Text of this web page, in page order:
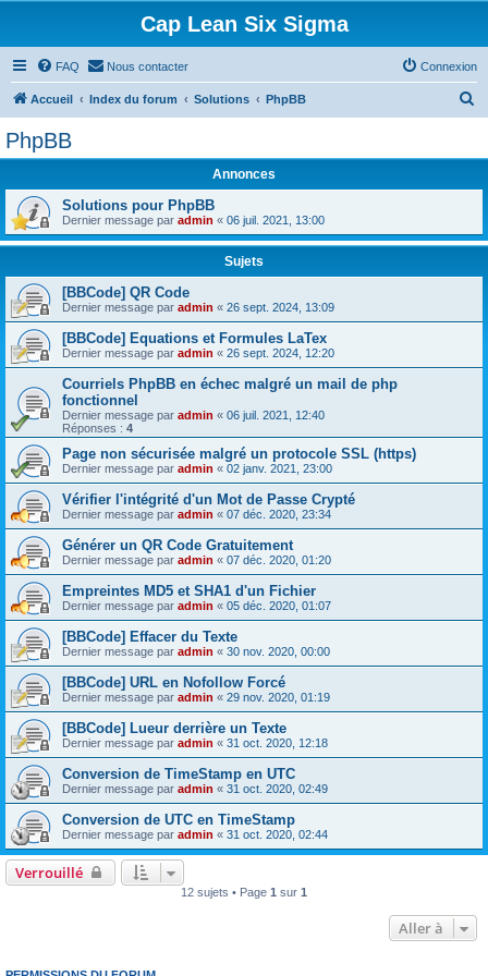
Cap Lean Six Sigma
FAQ Nous contacter Connexion
Accueil Index du forum Solutions PhpBB
h
PhpBB
Annonces
Solutions pour PhpBB
Dernier message par admin « 06 juil. 2021, 13:00
Sujets
[BBCode] QR Code
Dernier message par admin « 26 sept. 2024, 13:09
[BBCode] Equations et Formules LaTex
Dernier message par admin « 26 sept. 2024, 12:20
Courriels PhpBB en échec malgré un mail de php
fonctionnel
Dernier message par admin « 06 juil. 2021, 12:40
Réponses : 4
Page non sécurisée malgré un protocole SSL (https)
Dernier message par admin « 02 janv. 2021, 23:00
Vérifier l'intégrité d'un Mot de Passe Crypté
Dernier message par admin « 07 déc. 2020, 23:34
Générer un QR Code Gratuitement
Dernier message par admin « 07 déc. 2020, 01:20
Empreintes MD5 et SHA1 d'un Fichier
Dernier message par admin « 05 déc. 2020, 01:07
[BBCode] Effacer du Texte
Dernier message par admin « 30 nov. 2020, 00:00
[BBCode] URL en Nofollow Forcé
Dernier message par admin « 29 nov. 2020, 01:19
[BBCode] Lueur derrière un Texte
Dernier message par admin « 31 oct. 2020, 12:18
Conversion de TimeStamp en UTC
Dernier message par admin « 31 oct. 2020, 02:49
Conversion de UTC en TimeStamp
Dernier message par admin « 31 oct. 2020, 02:44
Verrouillé
12 sujets • Page 1 sur 1
Aller à